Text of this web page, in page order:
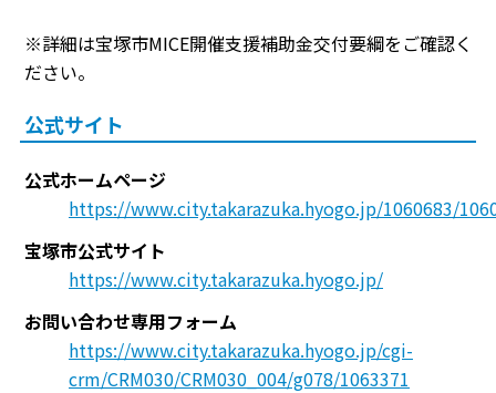
※詳細は宝塚市MICE開催支援補助金交付要綱をご確認く
ださい。
公式サイト
公式ホームページ
https://www.city.takarazuka.hyogo.jp/1060683/
宝塚市公式サイト
https://www.city.takarazuka.hyogo.jp/
お問い合わせ専用フォーム
https://www.city.takarazuka.hyogo.jp/cgi-
crm/CRM030/CRM030_004/g078/1063371